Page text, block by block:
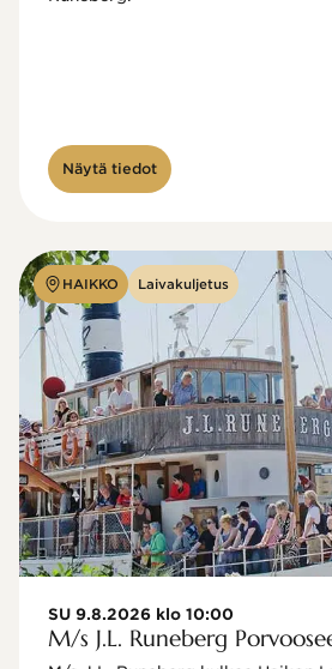
Näytä tiedot
HAIKKO Laivakuljetus
SU 9.8.2026 klo 10:00
M/s J.L. Runeberg